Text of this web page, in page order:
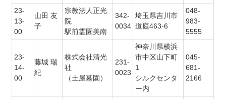
23-
13-
00
山田 友
子
宗教法人正光
院
駅前霊園美南
342-
0034
埼玉県吉川市
道庭463-6
048-
983-
5555
23-
14-
00
藤城 瑞
紀
株式会社清光
社
（土屋墓園）
231-
0023
神奈川県横浜
市中区山下町
1
シルクセンタ
ー内
045-
681-
2166